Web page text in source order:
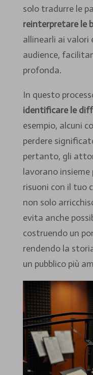
solo tradurre le
reinterpretare le
allinearli ai valori
audience,
profonda.
In questo
identificare le
esempio, alcuni
perdere
pertanto, gli
lavorano insieme
risuoni con il tuo
non solo
evita anche
costruendo un
rendendo la
un pubblico più